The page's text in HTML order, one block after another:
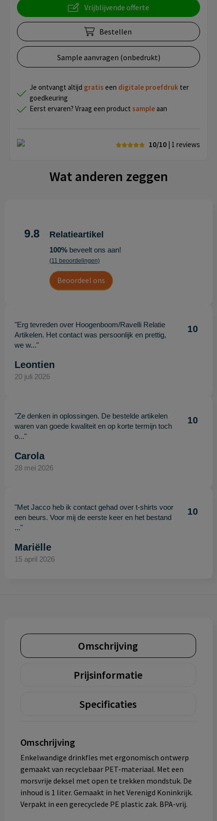
Vrijblijvende offerte
Bestellen
Sample aanvragen (onbedrukt)
Je ontvangt altijd gratis een digitale proefdruk ter
goedkeuring
Eerst ervaren? Vraag een product sample aan
10/10 | 1 reviews
Wat anderen zeggen
9.8 Relatieartikel
100%beveelt ons aan!
(11 beoordelingen)
Beoordeel ons
"Erg tevreden over Hoogenboom/Ravelli Relatie
Artikelen. Het contact was persoonlijk en prettig,
we w..."
10
Leontien
20 juli 2026
"Ze denken in oplossingen. De bestelde artikelen
waren van goede kwaliteit en op korte termijn toch
o..."
10
Carola
28 mei 2026
"Met Jacco heb ik contact gehad over t-shirts voor
een beurs. Voor mij de eerste keer en het bestand
..."
10
Mariëlle
15 april 2026
Omschrijving
Prijsinformatie
Specificaties
Omschrijving
Enkelwandige drinkfles met ergonomisch ontwerp
gemaakt van recyclebaar PET-materiaal. Met een
morsvrije deksel met open te trekken mondstuk. De
inhoud is 1 liter. Gemaakt in het Verenigd Koninkrijk.
Verpakt in een gerecyclede PE plastic zak. BPA-vrij.